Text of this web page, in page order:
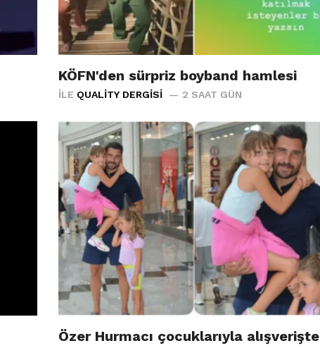
KÖFN'den sürpriz boyband hamlesi
İLE QUALITY DERGISI 2 SAAT GÜN
Özer Hurmacı çocuklarıyla alışverişte